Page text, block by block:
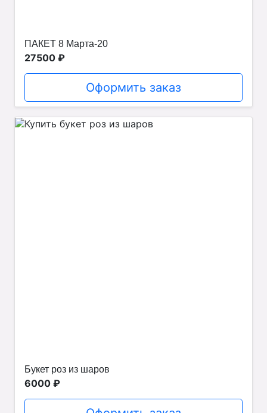
ПАКЕТ 8 Марта-20
27500 ₽
Оформить заказ
Букет роз из шаров
6000 ₽